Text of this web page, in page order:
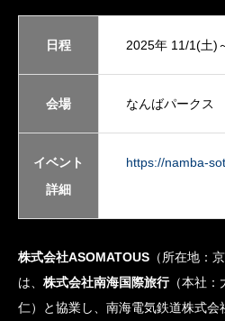
日程 2025年 11/1(土)
会場 なんばパークス
イベント
詳細
https://namba-
株式会社ASOMATOUS （所在地：
は、 株式会社南海国際旅行（本社：
仁）と協業し、南海電気鉄道株式会